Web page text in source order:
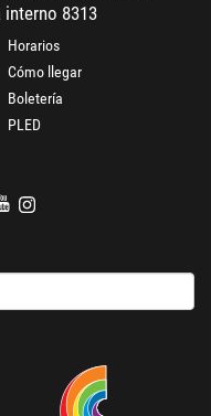
8313
Horarios
Cómo llegar
Boletería
PLED